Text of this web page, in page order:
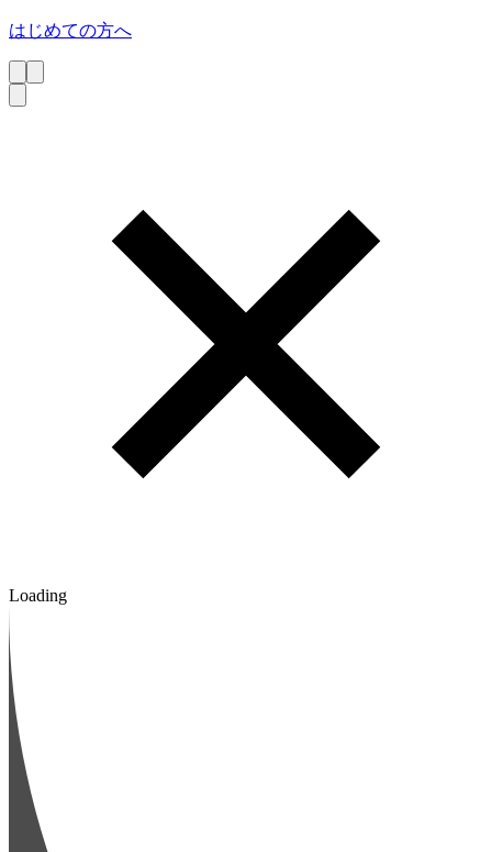
はじめての方へ
Loading